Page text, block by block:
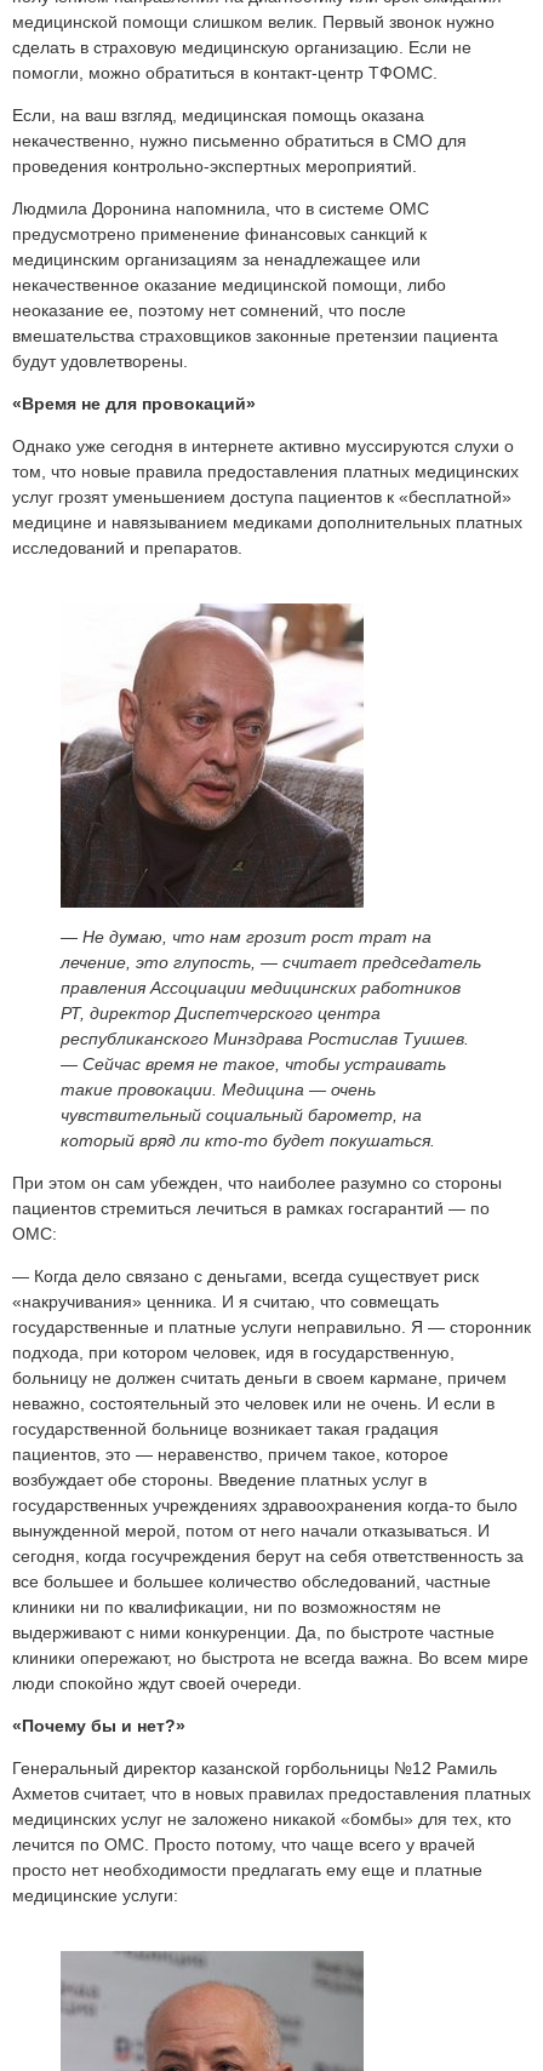
медицинской помощи слишком велик. Первый звонок нужно
сделать в страховую медицинскую организацию. Если не
помогли, можно обратиться в контакт-центр ТФОМС.
Если, на ваш взгляд, медицинская помощь оказана
некачественно, нужно письменно обратиться в СМО для
проведения контрольно-экспертных мероприятий.
Людмила Доронина напомнила, что в системе ОМС
предусмотрено применение финансовых санкций к
медицинским организациям за ненадлежащее или
некачественное оказание медицинской помощи, либо
неоказание ее, поэтому нет сомнений, что после
вмешательства страховщиков законные претензии пациента
будут удовлетворены.
«Время не для провокаций»
Однако уже сегодня в интернете активно муссируются слухи о
том, что новые правила предоставления платных медицинских
услуг грозят уменьшением доступа пациентов к «бесплатной»
медицине и навязыванием медиками дополнительных платных
исследований и препаратов.
— Не думаю, что нам грозит рост трат на
лечение, это глупость, — считает председатель
правления Ассоциации медицинских работников
РТ, директор Диспетчерского центра
республиканского Минздрава Ростислав Туишев.
— Сейчас время не такое, чтобы устраивать
такие провокации. Медицина — очень
чувствительный социальный барометр, на
который вряд ли кто-то будет покушаться.
При этом он сам убежден, что наиболее разумно со стороны
пациентов стремиться лечиться в рамках госгарантий — по
ОМС:
— Когда дело связано с деньгами, всегда существует риск
«накручивания» ценника. И я считаю, что совмещать
государственные и платные услуги неправильно. Я — сторонник
подхода, при котором человек, идя в государственную,
больницу не должен считать деньги в своем кармане, причем
неважно, состоятельный это человек или не очень. И если в
государственной больнице возникает такая градация
пациентов, это — неравенство, причем такое, которое
возбуждает обе стороны. Введение платных услуг в
государственных учреждениях здравоохранения когда-то было
вынужденной мерой, потом от него начали отказываться. И
сегодня, когда госучреждения берут на себя ответственность за
все большее и большее количество обследований, частные
клиники ни по квалификации, ни по возможностям не
выдерживают с ними конкуренции. Да, по быстроте частные
клиники опережают, но быстрота не всегда важна. Во всем мире
люди спокойно ждут своей очереди.
«Почему бы и нет?»
Генеральный директор казанской горбольницы №12 Рамиль
Ахметов считает, что в новых правилах предоставления платных
медицинских услуг не заложено никакой «бомбы» для тех, кто
лечится по ОМС. Просто потому, что чаще всего у врачей
просто нет необходимости предлагать ему еще и платные
медицинские услуги: